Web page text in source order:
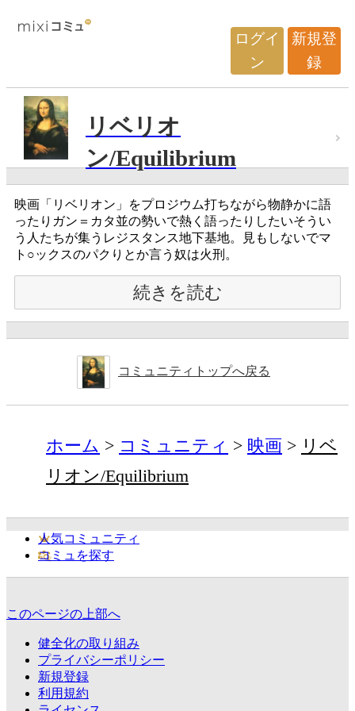
ログイ
ン
新規登
録
リベリオ
ン/Equilibrium
映画「リベリオン」をプロジウム打ちながら物静かに語
ったりガン＝カタ並の勢いで熱く語ったりしたいそうい
う人たちが集うレジスタンス地下基地。見もしないでマ
ト○ックスのパクりとか言う奴は火刑。
続きを読む
コミュニティトップへ戻る
ホーム コミュニティ 映画
リベ
リオン/Equilibrium
人気コミュニティ
コミュを探す
このページの上部へ
健全化の取り組み
プライバシーポリシー
新規登録
利用規約